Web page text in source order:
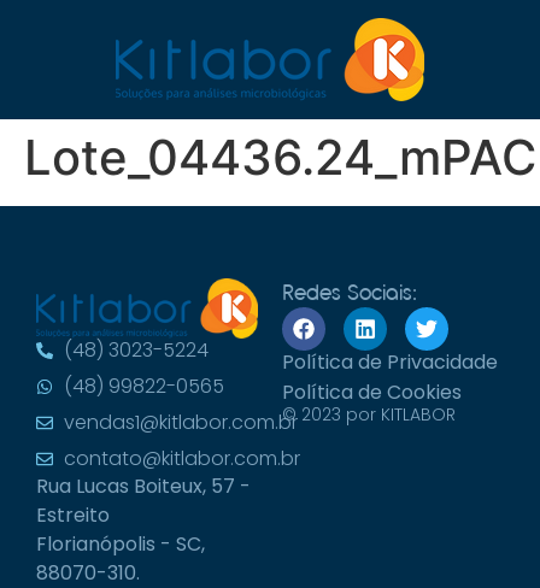
Lote_04436.24_mPAC
(48) 3023-5224
(48) 99822-0565
vendas1@kitlabor.com.br
contato@kitlabor.com.br
Rua Lucas Boiteux, 57 -
Estreito
Florianópolis - SC,
88070-310.
Redes Sociais:
Política de Privacidade
Política de Cookies
© 2023 por KITLABOR